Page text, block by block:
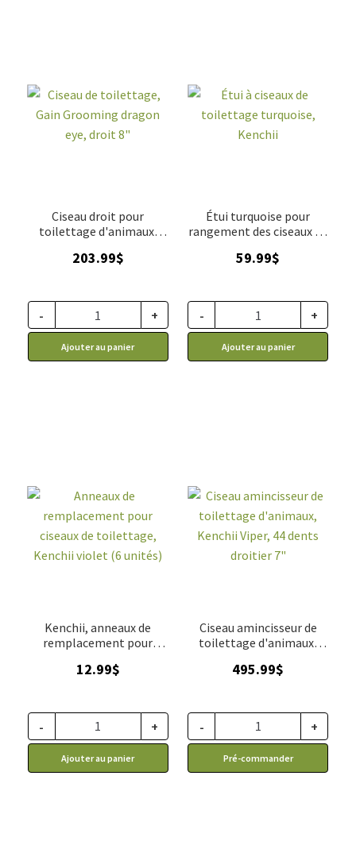
Ciseau droit pour
toilettage d'animaux,
eye 8"
203.99$
- +
Ajouter au panier
Étui turquoise pour
rangement des ciseaux de
59.99$
- +
Ajouter au panier
Kenchii, anneaux de
remplacement pour
violet (6 unités)
12.99$
- +
Ajouter au panier
Ciseau amincisseur de
toilettage d'animaux,
droitier 7"
495.99$
- +
Pré-commander